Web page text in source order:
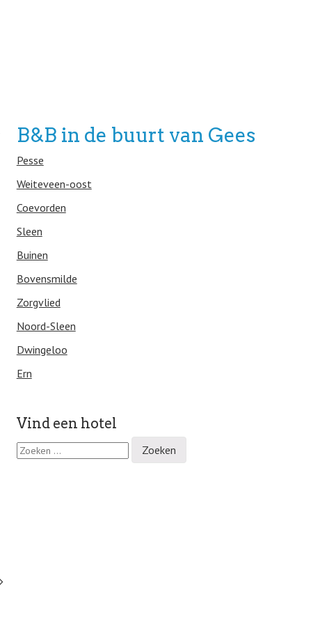
B&B in de buurt van Gees
Pesse
Weiteveen-oost
Coevorden
Sleen
Buinen
Bovensmilde
Zorgvlied
Noord-Sleen
Dwingeloo
Ern
Vind een hotel
Z
o